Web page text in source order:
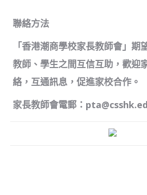
聯絡方法
「香港潮商學校家長教師會」期
教師、學生之間互信互助，歡迎
絡，互通訊息，促進家校合作。
家長教師會電郵：